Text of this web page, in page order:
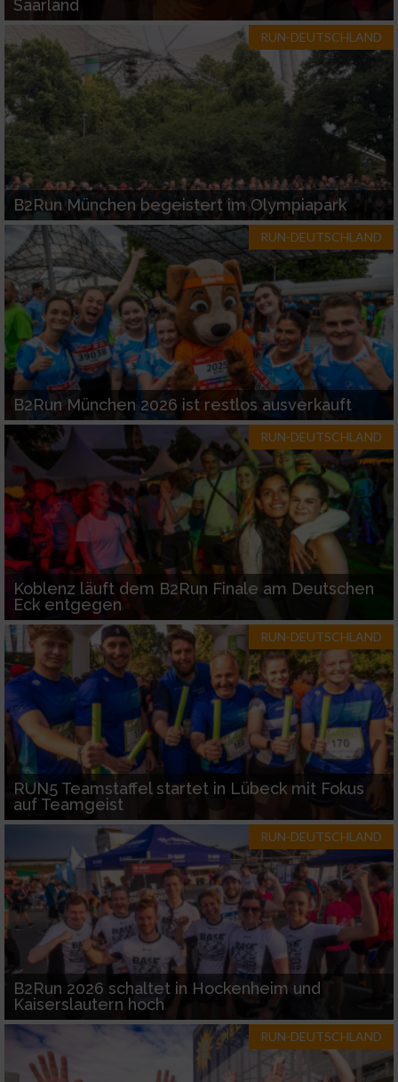
Saarland
RUN-DEUTSCHLAND
B2Run München begeistert im Olympiapark
RUN-DEUTSCHLAND
B2Run München 2026 ist restlos ausverkauft
RUN-DEUTSCHLAND
Koblenz läuft dem B2Run Finale am Deutschen
Eck entgegen
RUN-DEUTSCHLAND
RUN5 Teamstaffel startet in Lübeck mit Fokus
auf Teamgeist
RUN-DEUTSCHLAND
B2Run 2026 schaltet in Hockenheim und
Kaiserslautern hoch
RUN-DEUTSCHLAND